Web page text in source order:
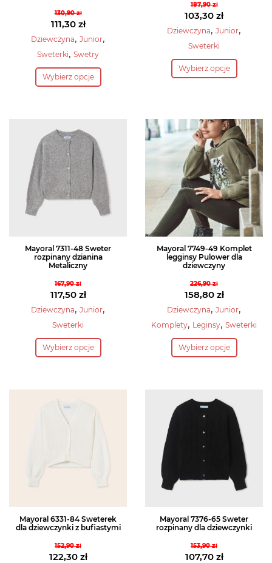
130,90zł
Pierwotna
cena
wynosiła:
111,30 zł
Aktualna
cena
111,30 zł.
Dziewczyna, Junior,
Sweterki, Swetry
Wybierz opcje
Ten
produkt
wariantów.
Opcje
można
wybrać
na
stronie
produktu
187,90zł
Pierwotna
cena
wynosiła:
103,30 zł
Aktualna
cena
103,30 zł.
Dziewczyna, Junior,
Sweterki
Wybierz opcje
Ten
produkt
wariantów.
Opcje
można
wybrać
na
stronie
produktu
Mayoral 7311-48 Sweter
rozpinany dzianina
Metaliczny
167,90zł
Pierwotna
cena
wynosiła:
117,50 zł
Aktualna
cena
117,50 zł.
Dziewczyna, Junior,
Sweterki
Wybierz opcje
Ten
produkt
Opcje
można
wybrać
na
produktu
Mayoral 7749-49 Komplet
legginsy Pulower dla
dziewczyny
226,90zł
Pierwotna
cena
wynosiła:
158,80 zł
Aktualna
cena
158,80 zł.
Dziewczyna, Junior,
Komplety, Leginsy, Sweterki
Wybierz opcje
Ten
produkt
wariantów.
Opcje
można
wybrać
na
stronie
produktu
Mayoral 6331-84 Sweterek
dla dziewczynki z bufiastymi
152,90zł
Pierwotna
122,30 zł
Mayoral 7376-65 Sweter
rozpinany dla dziewczynki
153,90zł
Pierwotna
107,70 zł